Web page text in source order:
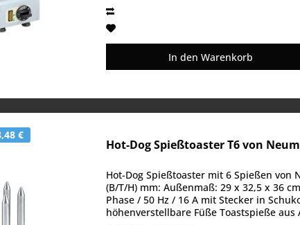
In den Warenkorb
€
Hot-Dog Spießtoaster T6 von
Hot-Dog Spießtoaster mit 6 Spießen
(B/T/H) mm: Außenmaß: 29 x 32,5 x 36
Phase / 50 Hz / 16 A mit Stecker in
höhenverstellbare Füße Toastspieße